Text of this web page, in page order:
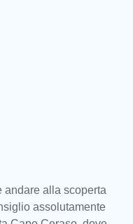
andare alla scoperta
assolutamente